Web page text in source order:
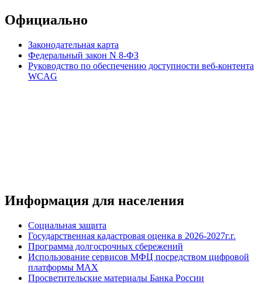
Официально
Законодательная карта
Федеральный закон N 8-ФЗ
Руководство по обеспечению доступности веб-контента
WCAG
Информация для населения
Социальная защита
Государственная кадастровая оценка в 2026-2027г.г.
Программа долгосрочных сбережений
Использование сервисов МФЦ посредством цифровой
платформы MAX
Просветительские материалы Банка России